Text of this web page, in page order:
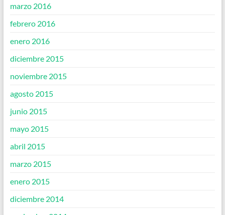
marzo 2016
febrero 2016
enero 2016
diciembre 2015
noviembre 2015
agosto 2015
junio 2015
mayo 2015
abril 2015
marzo 2015
enero 2015
diciembre 2014